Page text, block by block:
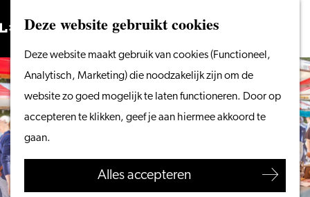
Deze website gebruikt cookies
Deze website maakt gebruik van cookies (Functioneel,
Analytisch, Marketing) die noodzakelijk zijn om de
website zo goed mogelijk te laten functioneren. Door op
accepteren te klikken, geef je aan hiermee akkoord te
gaan.
Alles accepteren
Ga
naar
de
homepage
Menu
ZoekenVanaf het water
wandelen
Winkelen
Eten & drinken
Met kinderen
Zoeken